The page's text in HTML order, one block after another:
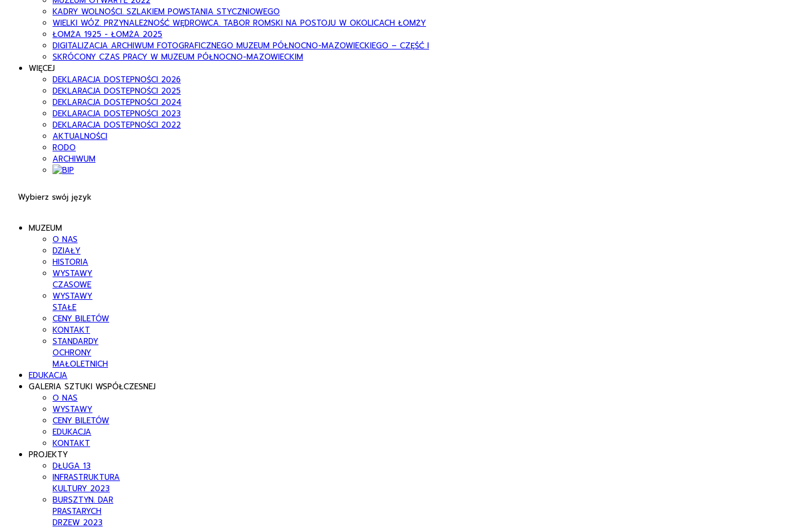
KADRY WOLNOŚCI. SZLAKIEM POWSTANIA STYCZNIOWEGO
WIELKI WÓZ. PRZYNALEŻNOŚĆ WĘDROWCA. TABOR ROMSKI NA POSTOJU W OKOLICACH ŁOMŻY
ŁOMŻA 1925 - ŁOMŻA 2025
DIGITALIZACJA ARCHIWUM FOTOGRAFICZNEGO MUZEUM PÓŁNOCNO-MAZOWIECKIEGO – CZĘŚĆ I
SKRÓCONY CZAS PRACY W MUZEUM PÓŁNOCNO-MAZOWIECKIM
WIĘCEJ
DEKLARACJA DOSTEPNOŚCI 2026
DEKLARACJA DOSTEPNOŚCI 2025
DEKLARACJA DOSTEPNOŚCI 2024
DEKLARACJA DOSTEPNOŚCI 2023
DEKLARACJA DOSTEPNOŚCI 2022
AKTUALNOŚCI
RODO
ARCHIWUM
Wybierz swój język
MUZEUM
O NAS
DZIAŁY
HISTORIA
WYSTAWY
CZASOWE
WYSTAWY
STAŁE
CENY BILETÓW
KONTAKT
STANDARDY
OCHRONY
MAŁOLETNICH
EDUKACJA
GALERIA SZTUKI WSPÓŁCZESNEJ
O NAS
WYSTAWY
CENY BILETÓW
EDUKACJA
KONTAKT
PROJEKTY
DŁUGA 13
INFRASTRUKTURA
KULTURY 2023
BURSZTYN. DAR
PRASTARYCH
DRZEW 2023